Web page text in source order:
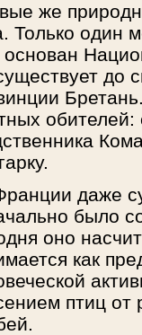
же
Только один
до
обителей:
даже
было
оно
как
птиц